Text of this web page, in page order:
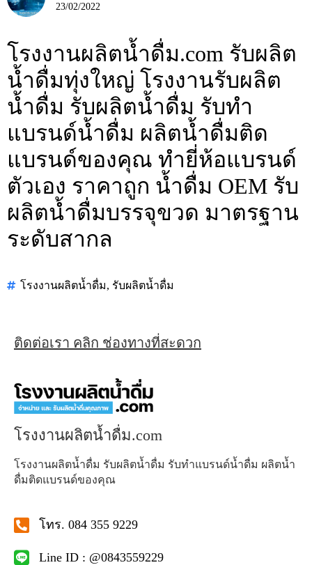
23/02/2022
โรงงานผลิตน้ำดื่ม.com รับผลิต
น้ำดื่มทุ่งใหญ่ โรงงานรับผลิต
น้ำดื่ม รับผลิตน้ำดื่ม รับทำ
แบรนด์น้ำดื่ม ผลิตน้ำดื่มติด
แบรนด์ของคุณ ทำยี่ห้อแบรนด์
ตัวเอง ราคาถูก น้ำดื่ม OEM รับ
ผลิตน้ำดื่มบรรจุขวด มาตรฐาน
ระดับสากล
โรงงานผลิตน้ำดื่ม, รับผลิตน้ำดื่ม
ติดต่อเรา คลิก ช่องทางที่สะดวก
โรงงานผลิตน้ำดื่ม.com
โรงงานผลิตน้ำดื่ม รับผลิตน้ำดื่ม รับทำแบรนด์น้ำดื่ม ผลิตน้ำ
ดื่มติดแบรนด์ของคุณ
โทร. 084 355 9229
Line ID : @0843559229